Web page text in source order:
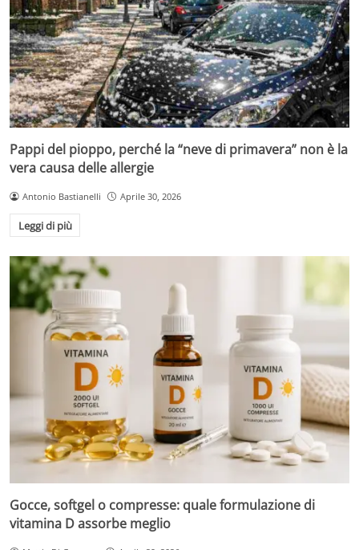
Pappi del pioppo, perché la “neve di primavera” non è la
vera causa delle allergie
Antonio Bastianelli Aprile 30, 2026
Leggi di più
Gocce, softgel o compresse: quale formulazione di
vitamina D assorbe meglio